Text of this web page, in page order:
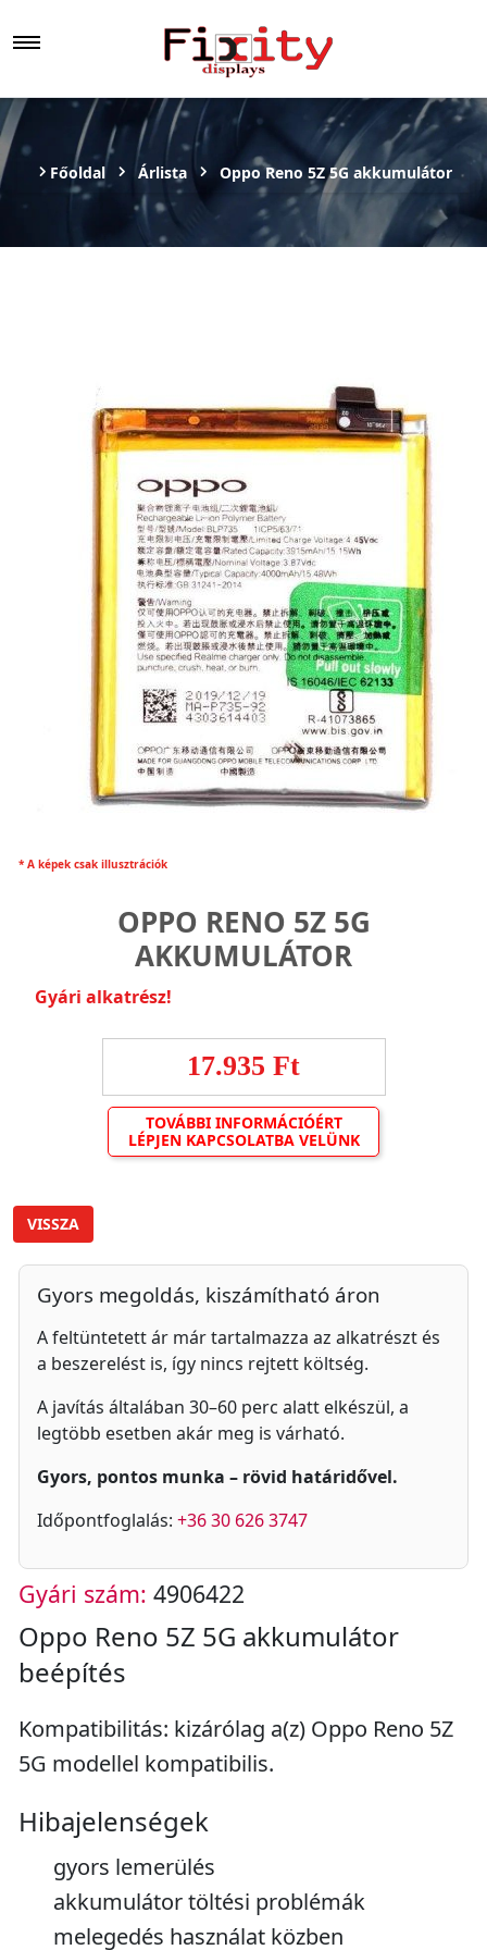
Főoldal Árlista Oppo Reno 5Z 5G akkumulátor
* A képek csak illusztrációk
OPPO RENO 5Z 5G
AKKUMULÁTOR
Gyári alkatrész!
17.935 Ft
TOVÁBBI INFORMÁCIÓÉRT
LÉPJEN KAPCSOLATBA VELÜNK
VISSZA
Gyors megoldás, kiszámítható áron
A feltüntetett ár már tartalmazza az alkatrészt és
a beszerelést is, így nincs rejtett költség.
A javítás általában 30–60 perc alatt elkészül, a
legtöbb esetben akár meg is várható.
Gyors, pontos munka – rövid határidővel.
Időpontfoglalás: +36 30 626 3747
Gyári szám: 4906422
Oppo Reno 5Z 5G akkumulátor
beépítés
Kompatibilitás: kizárólag a(z) Oppo Reno 5Z
5G modellel kompatibilis.
Hibajelenségek
gyors lemerülés
akkumulátor töltési problémák
melegedés használat közben